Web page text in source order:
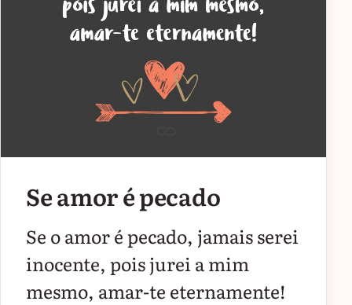
Se amor é pecado
Se o amor é pecado, jamais serei
inocente, pois jurei a mim
mesmo, amar-te eternamente!